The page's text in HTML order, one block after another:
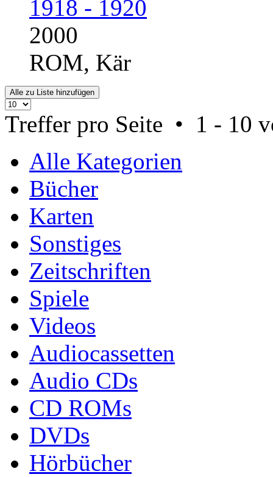
1918 - 1920
2000
ROM, Kär
Treffer pro Seite • 1 - 10
Alle Kategorien
Bücher
Karten
Sonstiges
Zeitschriften
Spiele
Videos
Audiocassetten
Audio CDs
CD ROMs
DVDs
Hörbücher